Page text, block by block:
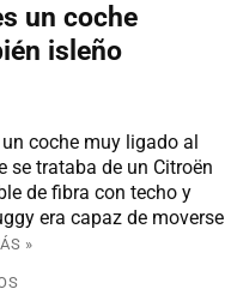
un coche
isleño
coche muy ligado al
se trataba de un Citroën
de fibra con techo y
era capaz de moverse
»